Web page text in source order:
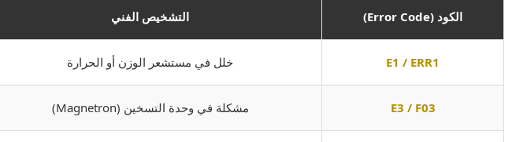
الكود (Error Code) التشخيص الفني
E1 / ERR1 خلل في مستشعر الوزن أو الحرارة
E3 / F03 مشكلة في وحدة التسخين (Magnetron)